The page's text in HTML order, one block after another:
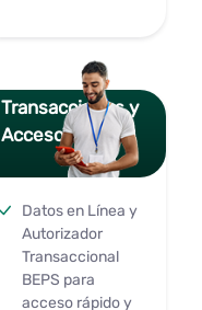
Transacciones y
Acceso
Datos en Línea y
Autorizador
Transaccional
BEPS para
acceso rápido y